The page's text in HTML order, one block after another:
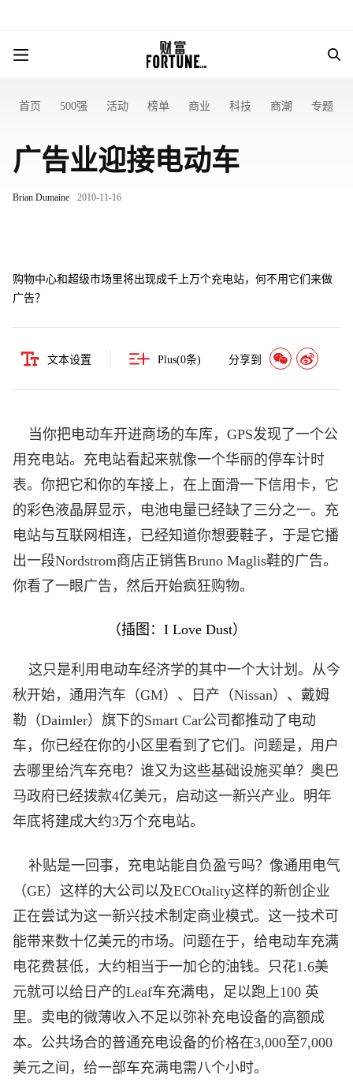
首页 500强 活动 榜单 商业 科技 商潮 专题
广告业迎接电动车
Brian Dumaine 2010-11-16
购物中心和超级市场里将出现成千上万个充电站，何不用它们来做
广告？
文本设置 Plus(0条) 分享到
当你把电动车开进商场的车库，GPS发现了一个公
用充电站。充电站看起来就像一个华丽的停车计时
表。你把它和你的车接上，在上面滑一下信用卡，它
的彩色液晶屏显示，电池电量已经缺了三分之一。充
电站与互联网相连，已经知道你想要鞋子，于是它播
出一段Nordstrom商店正销售Bruno Maglis鞋的广告。
你看了一眼广告，然后开始疯狂购物。
（插图： I Love Dust）
这只是利用电动车经济学的其中一个大计划。从今
秋开始， 通用汽车 （GM）、日产（Nissan）、戴姆
勒（Daimler）旗下的Smart Car公司都推动了电动
车，你已经在你的小区里看到了它们。问题是，用户
去哪里给汽车充电？谁又为这些基础设施买单？奥巴
马政府已经拨款4亿美元，启动这一新兴产业。明年
年底将建成大约3万个充电站。
补贴是一回事，充电站能自负盈亏吗？像通用电气
（GE）这样的大公司以及ECOtality这样的新创企业
正在尝试为这一新兴技术制定商业模式。这一技术可
能带来数十亿美元的市场。问题在于，给电动车充满
电花费甚低，大约相当于一加仑的油钱。只花1.6美
元就可以给日产的Leaf车充满电，足以跑上100 英
里。卖电的微薄收入不足以弥补充电设备的高额成
本。公共场合的普通充电设备的价格在3,000至7,000
美元之间，给一部车充满电需八个小时。